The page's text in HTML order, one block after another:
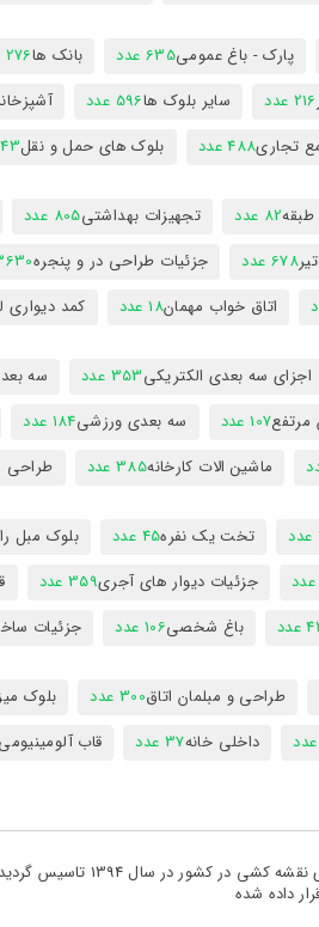
پارک - باغ عمومی635 عدد بانک ها276 عدد
216 عدد سایر بلوک ها596 عدد
تجاری488 عدد بلوک های حمل و نقل643
طبقه82 عدد تجهیزات بهداشتی805 عدد
678 عدد جزئیات طراحی در و پنجره3630
اتاق خواب مهمان18 عدد کمد دیواری
اجزای سه بعدی الکتریکی353 عدد سه
107 عدد سه بعدی ورزشی184 عدد
ماشین الات کارخانه385 عدد طراحی
تخت یک نفره45 عدد بلوک مبل
جزئیات دیوار های آجری359 عدد
باغ شخصی106 عدد جزئیات
طراحی و مبلمان اتاق300 عدد بلوک
داخلی خانه37 عدد قاب آلومینیومی
تو پروژه یکی از بزرگ ترین مراجع دانلود
داده شده